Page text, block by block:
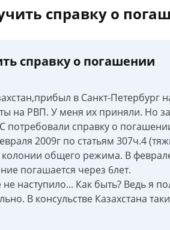
справку о
справку о погашении
в Санкт-Петербург
на РВП. У меня их приняли. Но за
справку о
2009г по статьям 307ч.4
колонии общего режима. В
погашается через 6лет.
наступило... Как быть? Ведь я
В консульстве Казахстана